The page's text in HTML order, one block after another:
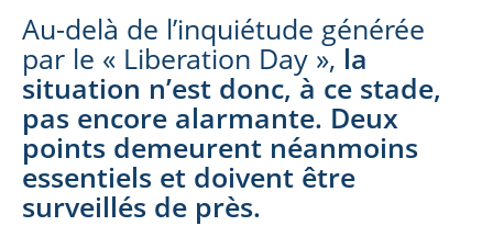
Au-delà de l’inquiétude générée
par le « Liberation Day », la
situation n’est donc, à ce stade,
pas encore alarmante. Deux
points demeurent néanmoins
essentiels et doivent être
surveillés de près.